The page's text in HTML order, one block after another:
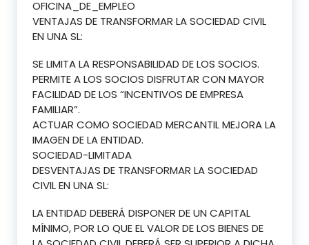
OFICINA_DE_EMPLEO
VENTAJAS DE TRANSFORMAR LA SOCIEDAD CIVIL
EN UNA SL:
SE LIMITA LA RESPONSABILIDAD DE LOS SOCIOS.
PERMITE A LOS SOCIOS DISFRUTAR CON MAYOR
FACILIDAD DE LOS “INCENTIVOS DE EMPRESA
FAMILIAR”.
ACTUAR COMO SOCIEDAD MERCANTIL MEJORA LA
IMAGEN DE LA ENTIDAD.
SOCIEDAD-LIMITADA
DESVENTAJAS DE TRANSFORMAR LA SOCIEDAD
CIVIL EN UNA SL:
LA ENTIDAD DEBERÁ DISPONER DE UN CAPITAL
MÍNIMO, POR LO QUE EL VALOR DE LOS BIENES DE